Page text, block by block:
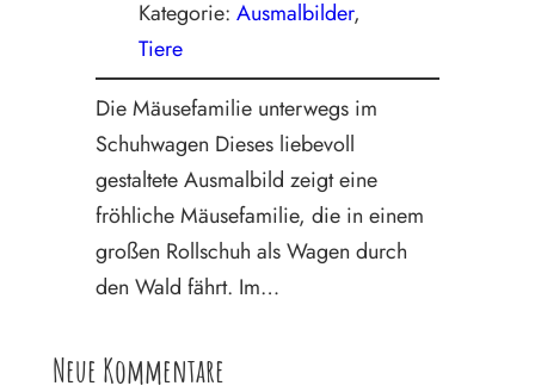
Kategorie: Ausmalbilder
Tiere
Die Mäusefamilie unterwegs im
Schuhwagen Dieses liebevoll
gestaltete Ausmalbild zeigt eine
fröhliche Mäusefamilie, die in einem
großen Rollschuh als Wagen durch
den Wald fährt. Im…
Neue Kommentare